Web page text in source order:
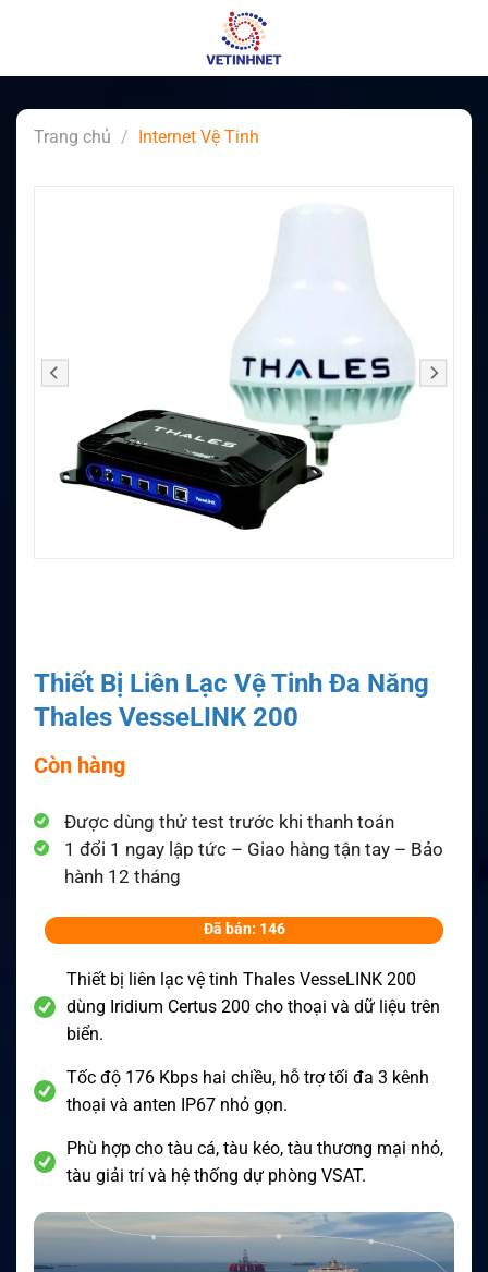
Trang chủ / Internet Vệ Tinh
Thiết Bị Liên Lạc Vệ Tinh Đa Năng
Thales VesseLINK 200
Còn hàng
Được dùng thử test trước khi thanh toán
1 đổi 1 ngay lập tức – Giao hàng tận tay – Bảo
hành 12 tháng
Đã bán: 146
Thiết bị liên lạc vệ tinh Thales VesseLINK 200
dùng Iridium Certus 200 cho thoại và dữ liệu trên
biển.
Tốc độ 176 Kbps hai chiều, hỗ trợ tối đa 3 kênh
thoại và anten IP67 nhỏ gọn.
Phù hợp cho tàu cá, tàu kéo, tàu thương mại nhỏ,
tàu giải trí và hệ thống dự phòng VSAT.